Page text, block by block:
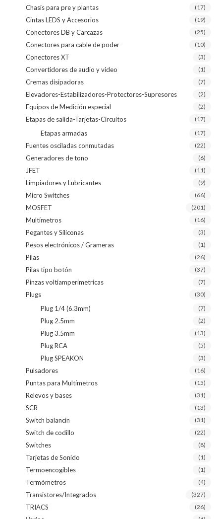
Chasis para pre y plantas (17)
Cintas LEDS y Accesorios (19)
Conectores DB y Carcazas (25)
Conectores para cable de poder (10)
Conectores XT (3)
Convertidores de audio y video (1)
Cremas disipadoras (7)
Elevadores-Estabilizadores-Protectores-Supresores (2)
Equipos de Medición especial (2)
Etapas de salida-Tarjetas-Circuitos (17)
Etapas armadas (17)
Fuentes osciladas conmutadas (22)
Generadores de tono (6)
JFET (11)
Limpiadores y Lubricantes (9)
Micro Switches (66)
MOSFET (201)
Multímetros (16)
Pegantes y Siliconas (3)
Pesos electrónicos / Grameras (1)
Pilas (26)
Pilas tipo botón (37)
Pinzas voltiamperimetricas (7)
Plugs (30)
Plug 1/4 (6.3mm) (7)
Plug 2.5mm (2)
Plug 3.5mm (13)
Plug RCA (5)
Plug SPEAKON (3)
Pulsadores (16)
Puntas para Multímetros (15)
Relevos y bases (31)
SCR (13)
Switch balancin (31)
Switch de codillo (22)
Switches (8)
Tarjetas de Sonido (1)
Termoencogibles (1)
Termómetros (4)
Transistores/Integrados (327)
TRIACS (26)